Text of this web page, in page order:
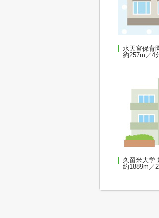
水天宮保育
約257m／4
久留米大学
約1889m／